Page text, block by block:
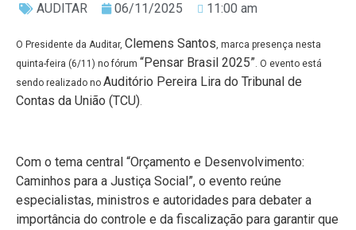
AUDITAR 06/11/2025 11:00 am
O Presidente da Auditar, Clemens Santos, marca presença nesta
quinta-feira (6/11) no fórum “Pensar Brasil 2025”. O evento está
sendo realizado no Auditório Pereira Lira do Tribunal de
Contas da União (TCU).
Com o tema central “Orçamento e Desenvolvimento:
Caminhos para a Justiça Social”, o evento reúne
especialistas, ministros e autoridades para debater a
importância do controle e da fiscalização para garantir que